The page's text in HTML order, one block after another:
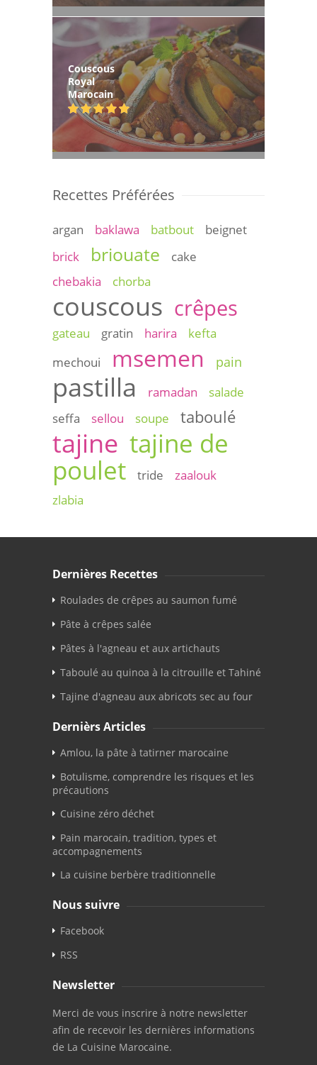
Couscous
Royal
Marocain
Recettes Préférées
argan baklawa batbout
beignet
brick
briouate
cake
chebakia
chorba
couscous crêpes
gateau gratin harira
kefta
mechoui
msemen pain
pastilla ramadan
salade
seffa
sellou soupe taboulé
tajine tajine de
poulet
tride
zaalouk
zlabia
Dernières Recettes
Roulades de crêpes au saumon fumé
Pâte à crêpes salée
Pâtes à l'agneau et aux artichauts
Taboulé au quinoa à la citrouille et Tahiné
Tajine d'agneau aux abricots sec au four
Dernièrs Articles
Amlou, la pâte à tatirner marocaine
Botulisme, comprendre les risques et les
précautions
Cuisine zéro déchet
Pain marocain, tradition, types et
accompagnements
La cuisine berbère traditionnelle
Nous suivre
Facebook
RSS
Newsletter
Merci de vous inscrire à notre newsletter
afin de recevoir les dernières informations
de La Cuisine Marocaine.